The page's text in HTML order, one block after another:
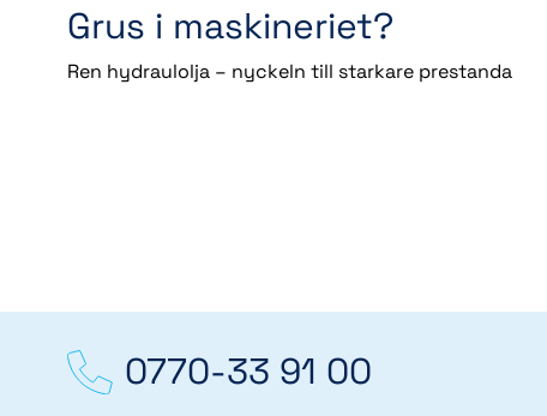
Grus i maskineriet?
Ren hydraulolja – nyckeln till starkare prestanda
0770-33 91 00